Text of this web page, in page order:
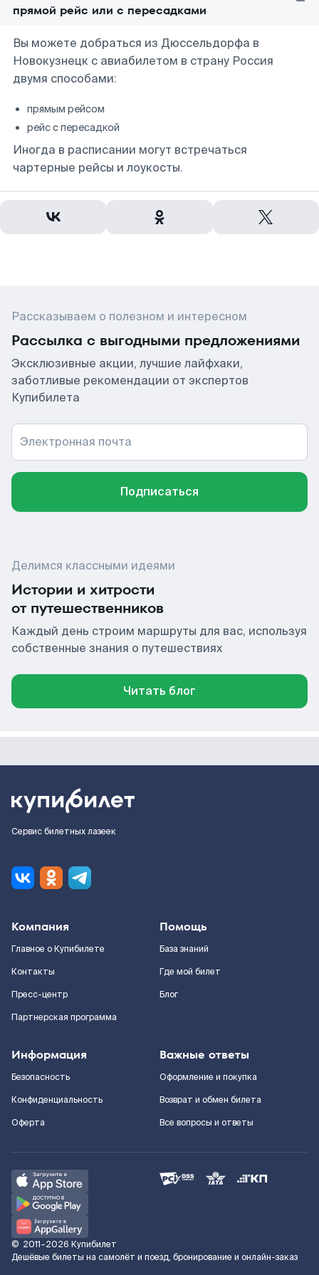
прямой рейс или с пересадками
Вы можете добраться из Дюссельдорфа в
Новокузнецк с авиабилетом в страну Россия
двумя способами:
прямым рейсом
рейс с пересадкой
Иногда в расписании могут встречаться
чартерные рейсы и лоукосты.
Рассказываем о полезном и интересном
Рассылка с выгодными предложениями
Эксклюзивные акции, лучшие лайфхаки,
заботливые рекомендации от экспертов
Купибилета
Электронная почта
Подписаться
Делимся классными идеями
Истории и хитрости
от путешественников
Каждый день строим маршруты для вас, используя
собственные знания о путешествиях
Читать блог
Сервис билетных лазеек
Компания
Главное о Купибилете
Контакты
Пресс-центр
Партнерская программа
Помощь
База знаний
Где мой билет
Блог
Информация
Безопасность
Конфиденциальность
Оферта
Важные ответы
Оформление и покупка
Возврат и обмен билета
Все вопросы и ответы
© 2011–2026 Купибилет
Дешёвые билеты на самолёт и поезд, бронирование и онлайн-заказ